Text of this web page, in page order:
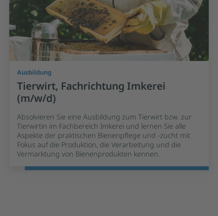
Ausbildung
Tierwirt, Fachrichtung Imkerei
(m/w/d)
Absolvieren Sie eine Ausbildung zum Tierwirt bzw. zur
Tierwirtin im Fachbereich Imkerei und lernen Sie alle
Aspekte der praktischen Bienenpflege und -zucht mit
Fokus auf die Produktion, die Verarbeitung und die
Vermarktung von Bienenprodukten kennen.